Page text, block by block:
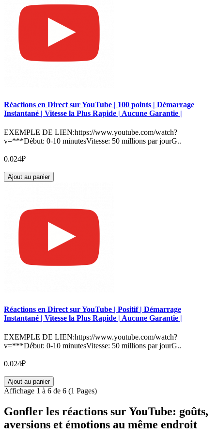
Réactions en Direct sur YouTube | 100 points | Démarrage
Instantané | Vitesse la Plus Rapide | Aucune Garantie |
EXEMPLE DE LIEN:https://www.youtube.com/watch?
v=***Début: 0-10 minutesVitesse: 50 millions par jourG..
0.024₽
Ajout au panier
Réactions en Direct sur YouTube | Positif | Démarrage
Instantané | Vitesse la Plus Rapide | Aucune Garantie |
EXEMPLE DE LIEN:https://www.youtube.com/watch?
v=***Début: 0-10 minutesVitesse: 50 millions par jourG..
0.024₽
Ajout au panier
Affichage 1 à 6 de 6 (1 Pages)
Gonfler les réactions sur YouTube: goûts,
aversions et émotions au même endroit